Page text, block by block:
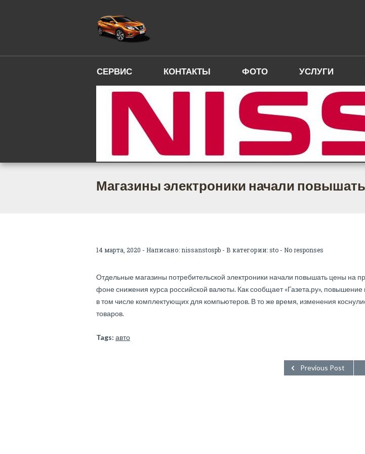
СЕРВИС КОНТАКТЫ ФОТО УСЛУГИ
Магазины электроники начали
14 марта, 2020 - Написано: nissanstospb - В категории:sto - No responses
Отдельные магазины потребительской электроники начали повышать цены на
фоне снижения курса российской валюты. Как сообщает «Газета.ру», повышение
в том числе комплектующих для компьютеров. В то же время, изменения
товаров.
Tags: авто
Previous Post